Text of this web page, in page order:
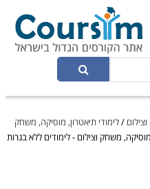
/לימודי תיאטרון, מוסיקה, משחק
מוסיקה, משחק וצילום - לימודים ללא בגרות